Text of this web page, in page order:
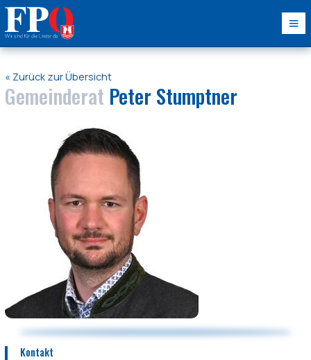
« Zurück zur Übersicht
Gemeinderat Peter Stumptner
Kontakt